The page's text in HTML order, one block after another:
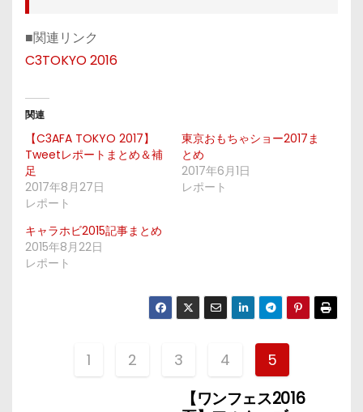
■関連リンク
C3TOKYO 2016
関連
【C3AFA TOKYO 2017】
Tweetレポートまとめ＆補
足
2017年8月27日
レポート
東京おもちゃショー2017ま
とめ
2017年6月1日
レポート
キャラホビ2015記事まとめ
2015年8月22日
レポート
1 2 3 4 5
【ワンフェス2016